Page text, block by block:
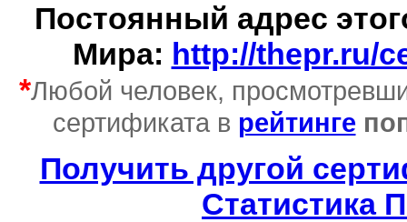
Постоянный адрес
Мира: http://thepr.ru/
*Любой человек,
сертификата в рейтинге
Получить другой
Статистика